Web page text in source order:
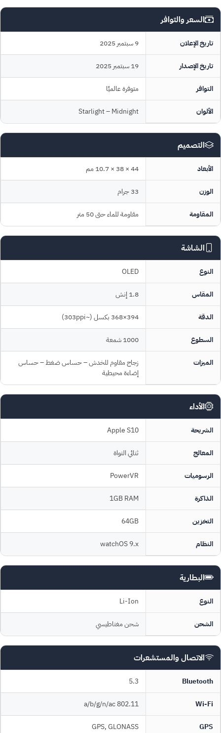
السعر والتوافر
تاريخ الإعلان 9 سبتمبر 2025
تاريخ الإصدار 19 سبتمبر 2025
التوافر متوفرة عالميًا
الألوان Starlight – Midnight
التصميم
الأبعاد 44 × 38 × 10.7 مم
الوزن 33 جرام
المقاومة مقاومة للماء حتى 50 متر
الشاشة
النوع OLED
المقاس 1.8 إنش
الدقة 394×368 بكسل (~303ppi)
السطوع 1000 شمعة
الميزات
زجاج مقاوم للخدش – حساس ضغط – حساس
إضاءة محيطية
الأداء
الشريحة Apple S10
المعالج ثنائي النواة
الرسوميات PowerVR
الذاكرة 1GB RAM
التخزين 64GB
النظام watchOS 9.x
البطارية
النوع Li-Ion
الشحن شحن مغناطيسي
الاتصال والمستشعرات
Bluetooth
5.3
Wi-Fi
802.11 a/b/g/n/ac
GPS
GPS, GLONASS